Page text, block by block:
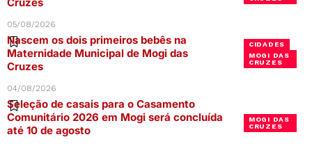
05/08/2026
CIDADES
MOGI DAS
CRUZES
Nascem os dois primeiros bebês na
Maternidade Municipal de Mogi das
Cruzes
04/08/2026
MOGI DAS
CRUZES
Seleção de casais para o Casamento
Comunitário 2026 em Mogi será concluída
até 10 de agosto